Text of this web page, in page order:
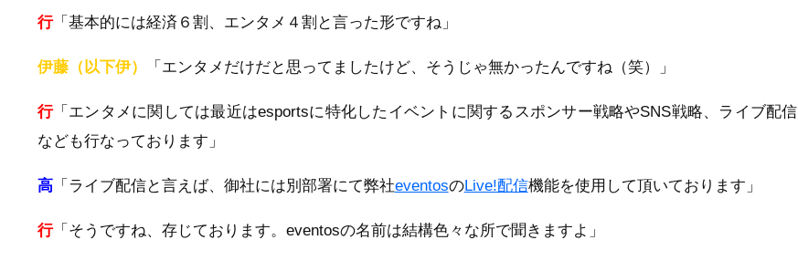
行「基本的には経済６割、エンタメ４割と言った形ですね」
伊藤（以下伊） 「エンタメだけだと思ってましたけど、そうじゃ無かったんですね（笑）」
行「エンタメに関しては最近はesportsに特化したイベントに関するスポンサー戦略やSNS戦略、ライブ配信
なども行なっております」
高「ライブ配信と言えば、御社には別部署にて弊社eventosのLive!配信機能を使用して頂いております」
行「そうですね、存じております。eventosの名前は結構色々な所で聞きますよ」